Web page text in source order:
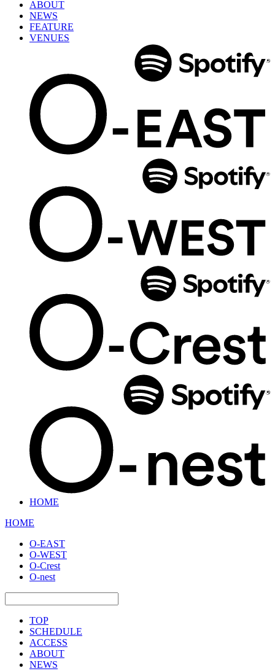
ABOUT
NEWS
FEATURE
VENUES
HOME
HOME
O-EAST
O-WEST
O-Crest
O-nest
TOP
SCHEDULE
ACCESS
ABOUT
NEWS